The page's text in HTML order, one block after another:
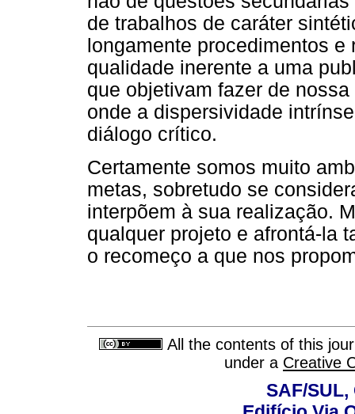
de trabalhos de caráter
longamente procedimentos
qualidade inerente a uma
que objetivam fazer de
onde a dispersividade
diálogo crítico.
Certamente somos muito
metas, sobretudo se
interpõem à sua realização.
qualquer projeto e afrontá-la
o recomeço a que nos
All the contents of this
under a Creative
SAF/